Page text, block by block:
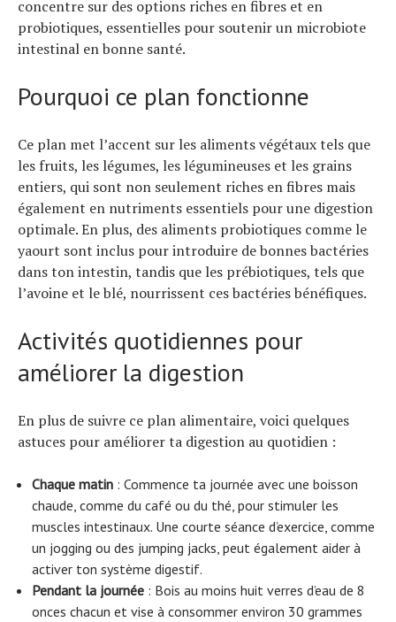
concentre sur des options riches en fibres et en
probiotiques, essentielles pour soutenir un microbiote
intestinal en bonne santé.
Pourquoi ce plan fonctionne
Ce plan met l’accent sur les aliments végétaux tels que
les fruits, les légumes, les légumineuses et les grains
entiers, qui sont non seulement riches en fibres mais
également en nutriments essentiels pour une digestion
optimale. En plus, des aliments probiotiques comme le
yaourt sont inclus pour introduire de bonnes bactéries
dans ton intestin, tandis que les prébiotiques, tels que
l’avoine et le blé, nourrissent ces bactéries bénéfiques.
Activités quotidiennes pour
améliorer la digestion
En plus de suivre ce plan alimentaire, voici quelques
astuces pour améliorer ta digestion au quotidien :
Chaque matin : Commence ta journée avec une boisson
chaude, comme du café ou du thé, pour stimuler les
muscles intestinaux. Une courte séance d’exercice, comme
un jogging ou des jumping jacks, peut également aider à
activer ton système digestif.
Pendant la journée : Bois au moins huit verres d’eau de 8
onces chacun et vise à consommer environ 30 grammes
Actualités
Technologies
Tests de produits
Conseils
Tendances
Tous nos articles
À propos